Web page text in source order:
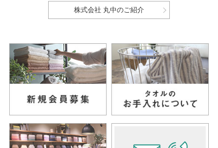
株式会社 丸中のご紹介